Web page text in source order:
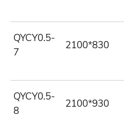
QYCY0.5-
7
2100*830
QYCY0.5-
8
2100*930